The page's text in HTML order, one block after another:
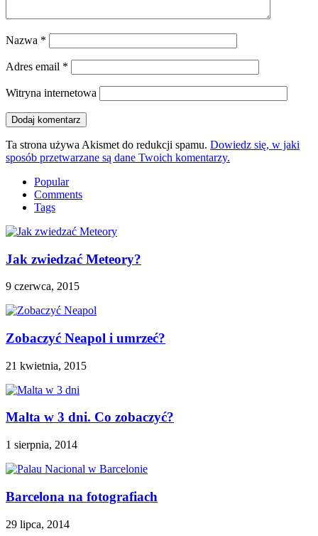
Nazwa *
Adres email *
Witryna internetowa
Ta strona używa Akismet do redukcji spamu. Dowiedz się, w jaki
sposób przetwarzane są dane Twoich komentarzy.
Popular
Comments
Tags
Jak zwiedzać Meteory?
9 czerwca, 2015
Zobaczyć Neapol i umrzeć?
21 kwietnia, 2015
Malta w 3 dni. Co zobaczyć?
1 sierpnia, 2014
Barcelona na fotografiach
29 lipca, 2014